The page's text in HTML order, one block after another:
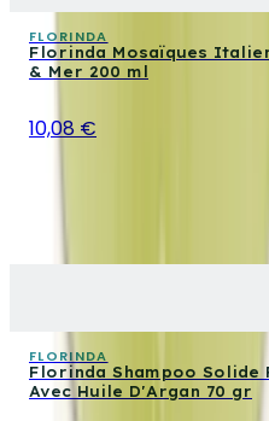
FLORINDA
Florinda Mosaïques
& Mer 200 ml
10,08 €
FLORINDA
Florinda Shampoo Solide
Avec Huile D'Argan 70 gr